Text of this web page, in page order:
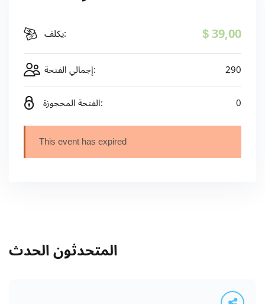
يكلف: $ 39,00
إجمالي الفتحة:
290
الفتحة المحجوزة:
0
This event has expired
المتحدثون الحدث